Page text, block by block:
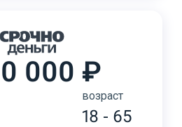
000 ₽
возраст
18 - 65